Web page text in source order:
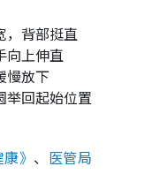
，背部挺直
向上伸直
慢放下
举回起始位置
》 、 医管局